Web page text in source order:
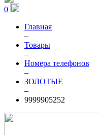
0
Главная
–
Товары
–
Номера телефонов
–
ЗОЛОТЫЕ
–
9999905252